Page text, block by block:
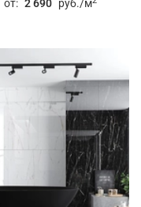
от: 2 690 руб./м